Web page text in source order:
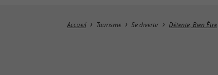
Accueil Tourisme Se divertir Détente, Bien Être